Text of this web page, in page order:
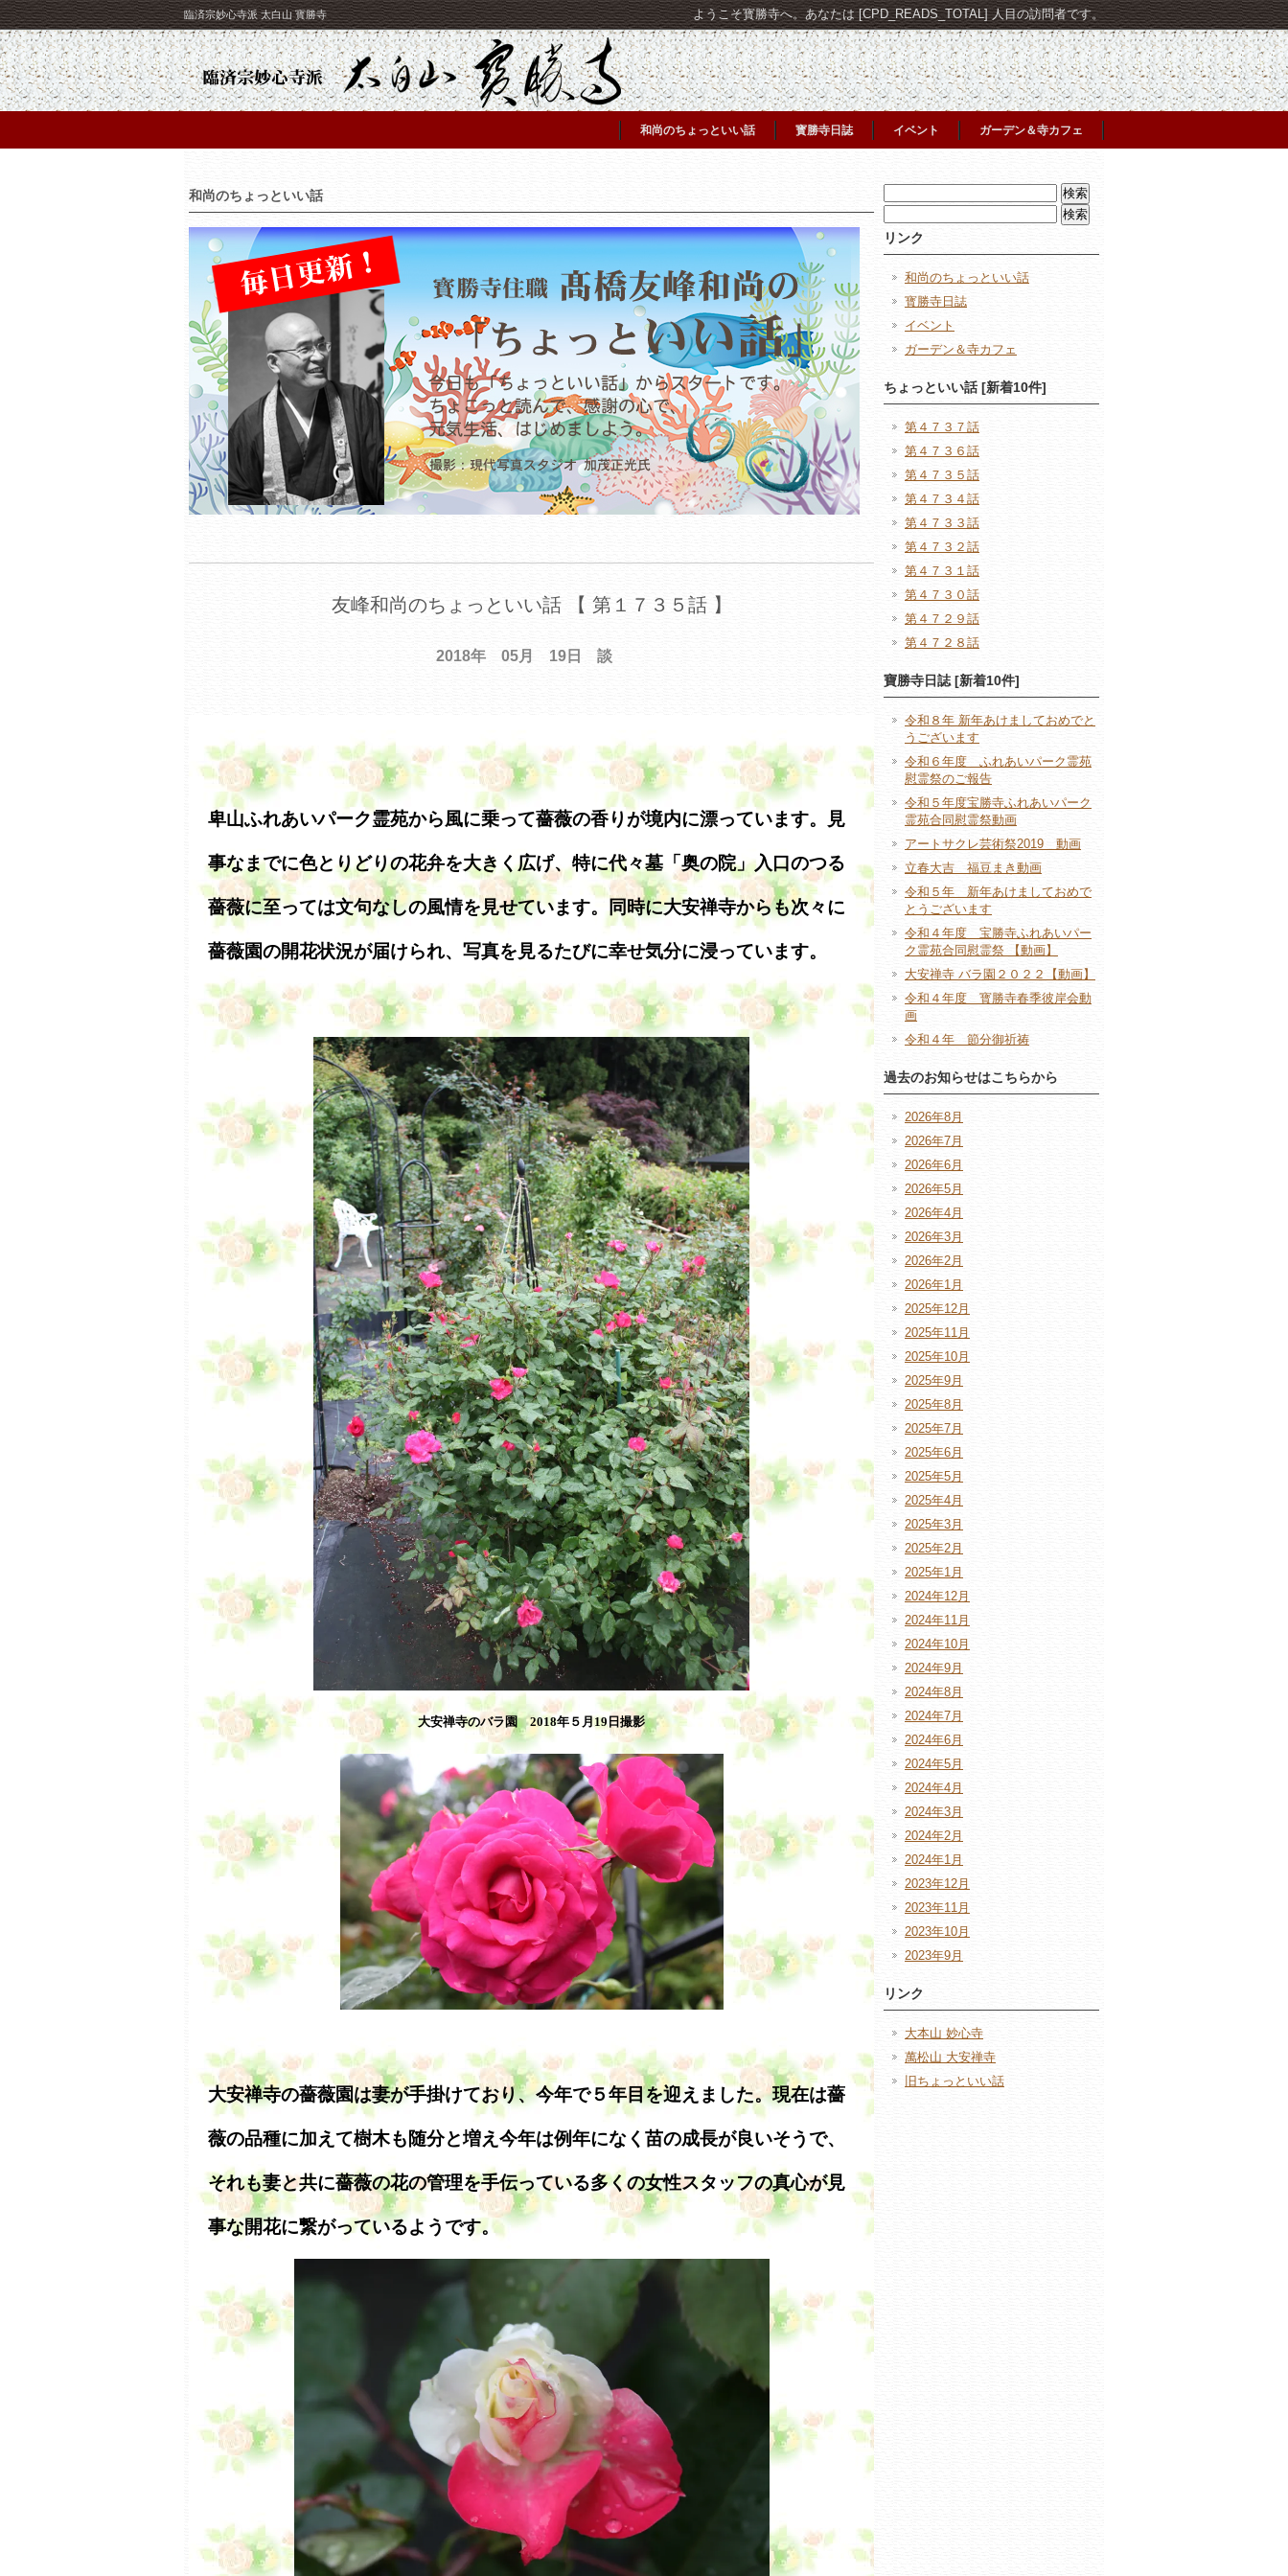
臨済宗妙心寺派 太白山 寳勝寺 ようこそ寳勝寺へ。あなたは [CPD_READS_TOTAL] 人目の訪問者です。
和尚のちょっといい話 寳勝寺日誌 イベント ガーデン＆寺カフェ
和尚のちょっといい話
友峰和尚のちょっといい話 【 第１７３５話 】
2018年 05月 19日 談
卑山ふれあいパーク霊苑から風に乗って薔薇の香りが境内に漂っています。見
事なまでに色とりどりの花弁を大きく広げ、特に代々墓「奥の院」入口のつる
薔薇に至っては文句なしの風情を見せています。同時に大安禅寺からも次々に
薔薇園の開花状況が届けられ、写真を見るたびに幸せ気分に浸っています。
大安禅寺のバラ園 2018年５月19日撮影
大安禅寺の薔薇園は妻が手掛けており、今年で５年目を迎えました。現在は薔
薇の品種に加えて樹木も随分と増え今年は例年になく苗の成長が良いそうで、
それも妻と共に薔薇の花の管理を手伝っている多くの女性スタッフの真心が見
事な開花に繋がっているようです。
索:
索:
リンク
和尚のちょっといい話
寳勝寺日誌
イベント
ガーデン＆寺カフェ
ちょっといい話 [新着10件]
第４７３７話
第４７３６話
第４７３５話
第４７３４話
第４７３３話
第４７３２話
第４７３１話
第４７３０話
第４７２９話
第４７２８話
寶勝寺日誌 [新着10件]
令和８年 新年あけましておめでと
うございます
令和６年度 ふれあいパーク霊苑
慰霊祭のご報告
令和５年度宝勝寺ふれあいパーク
霊苑合同慰霊祭動画
アートサクレ芸術祭2019 動画
立春大吉 福豆まき動画
令和５年 新年あけましておめで
とうございます
令和４年度 宝勝寺ふれあいパー
ク霊苑合同慰霊祭 【動画】
大安禅寺 バラ園２０２２【動画】
令和４年度 寳勝寺春季彼岸会動
画
令和４年 節分御祈祷
過去のお知らせはこちらから
2026年8月
2026年7月
2026年6月
2026年5月
2026年4月
2026年3月
2026年2月
2026年1月
2025年12月
2025年11月
2025年10月
2025年9月
2025年8月
2025年7月
2025年6月
2025年5月
2025年4月
2025年3月
2025年2月
2025年1月
2024年12月
2024年11月
2024年10月
2024年9月
2024年8月
2024年7月
2024年6月
2024年5月
2024年4月
2024年3月
2024年2月
2024年1月
2023年12月
2023年11月
2023年10月
2023年9月
リンク
大本山 妙心寺
萬松山 大安禅寺
旧ちょっといい話